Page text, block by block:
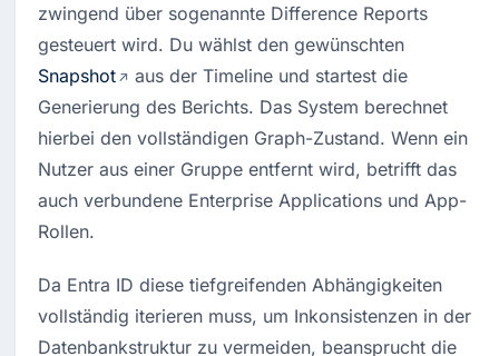
zwingend über sogenannte Difference Reports
Snapshot
aus der Timeline und startest die
Generierung des Berichts. Das System berechnet
hierbei den vollständigen Graph-Zustand. Wenn ein
Nutzer aus einer Gruppe entfernt wird, betrifft das
auch verbundene Enterprise Applications und App-
Rollen.
Da Entra ID diese tiefgreifenden Abhängigkeiten
vollständig iterieren muss, um Inkonsistenzen in der
Datenbankstruktur zu vermeiden, beansprucht die